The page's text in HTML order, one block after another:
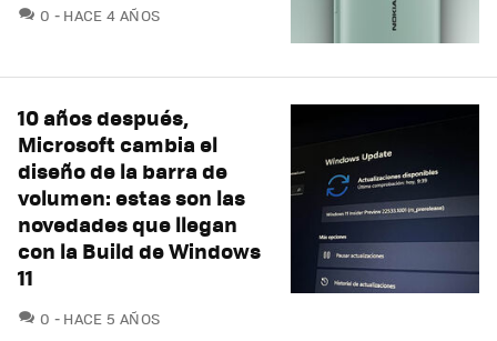
0 COMENTARIOS
HACE 4 AÑOS
10 años después,
Microsoft cambia el
diseño de la barra de
volumen: estas son las
novedades que llegan
con la Build de Windows
11
0 COMENTARIOS
HACE 5 AÑOS